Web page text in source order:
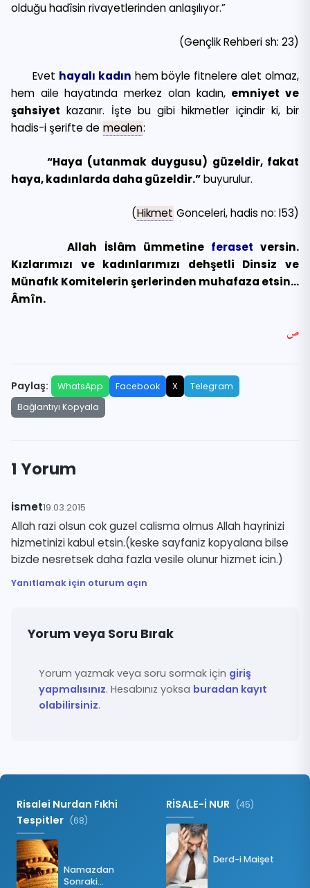
olduğu hadîsin rivayetlerinden anlaşılıyor.”
(Gençlik Rehberi sh: 23)
Evet hayalı kadın hem böyle fitnelere alet olmaz,
hem aile hayatında merkez olan kadın, emniyet ve
şahsiyet kazanır. İşte bu gibi hikmetler içindir ki, bir
hadis-i şerifte de mealen:
“Haya (utanmak duygusu) güzeldir, fakat
haya, kadınlarda daha güzeldir.”buyurulur.
(Hikmet Gonceleri, hadis no: l53)
Allah İslâm ümmetine ferasetversin.
Kızlarımızı ve kadınlarımızı dehşetli Dinsiz ve
Münafık Komitelerin şerlerinden muhafaza etsin…
Âmîn.
ص
Paylaş: WhatsApp Facebook X
Telegram
Bağlantıyı Kopyala
1 Yorum
ismet19.03.2015
Allah razi olsun cok guzel calisma olmus Allah hayrinizi
hizmetinizi kabul etsin.(keske sayfaniz kopyalana bilse
bizde nesretsek daha fazla vesile olunur hizmet icin.)
Yanıtlamak için oturum açın
Yorum veya Soru Bırak
Yorum yazmak veya soru sormak için giriş
yapmalısınız. Hesabınız yoksa buradan kayıt
olabilirsiniz.
Risalei Nurdan Fıkhi
Tespitler (68)
Namazdan
Sonraki
RİSALE-İ NUR (45)
Derd-i Maişet